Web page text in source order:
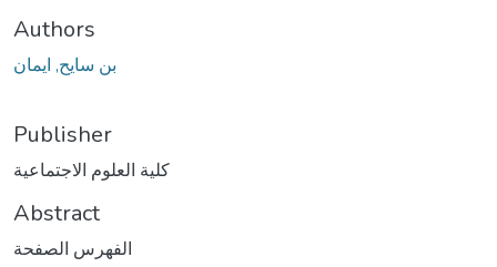
Authors
بن سايح, ايمان
Publisher
كلية العلوم الاجتماعية
Abstract
الفهرس الصفحة